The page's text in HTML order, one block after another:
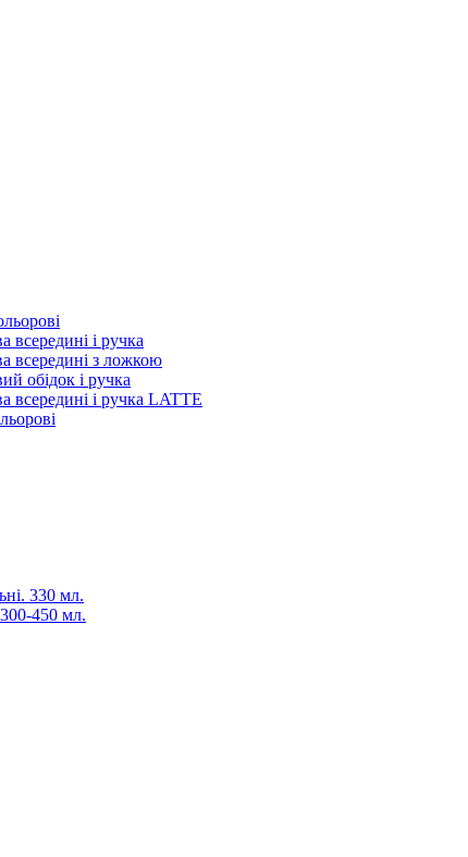
всередині і ручка
всередині з ложкою
обідок і ручка
всередині і ручка LATTE
330 мл.
450 мл.